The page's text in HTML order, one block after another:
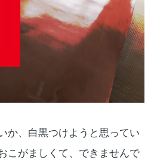
か、白黒つけようと思ってい
こがましくて、できませんで